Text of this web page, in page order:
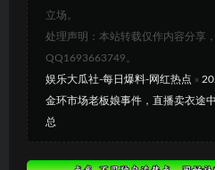
立场。
处理声明：本站转载仅作内容分享
QQ1693663749。
娱乐大瓜社-每日爆料-网红热点 »
金环市场老板娘事件，直播卖衣途
总